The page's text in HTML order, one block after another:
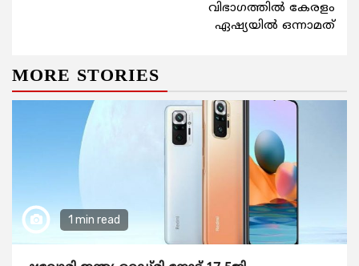
വിഭാഗത്തില്‍ കേരളം
ഏഷ്യയില്‍ ഒന്നാമത്
MORE STORIES
1 min read